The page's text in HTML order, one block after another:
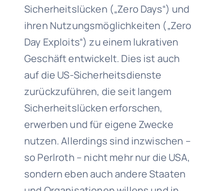
Sicherheitslücken („Zero Days“) und
ihren Nutzungsmöglichkeiten („Zero
Day Exploits“) zu einem lukrativen
Geschäft entwickelt. Dies ist auch
auf die US-Sicherheitsdienste
zurückzuführen, die seit langem
Sicherheitslücken erforschen,
erwerben und für eigene Zwecke
nutzen. Allerdings sind inzwischen –
so Perlroth – nicht mehr nur die USA,
sondern eben auch andere Staaten